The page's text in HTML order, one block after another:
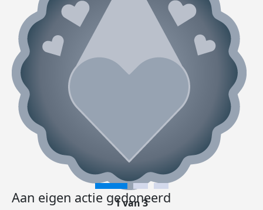
Aan eigen actie gedoneerd
1 van 3